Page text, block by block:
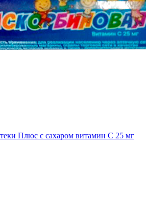
Плюс с сахаром витамин С 25 мг